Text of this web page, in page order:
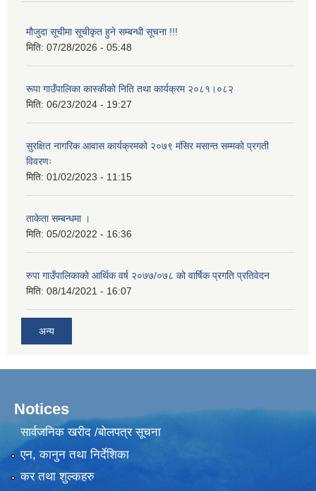
मौजुदा सूचीमा सूचीकृत हुने सम्बन्धी सूचना !!!
मिति: 07/28/2026 - 05:48
रूपा गाउँपालिका कास्कीको निति तथा कार्यक्रम २०८१।०८२
मिति: 06/23/2024 - 19:27
सुरक्षित नागरिक आवास कार्यक्रमको २०७९ मंसिर मसान्त सम्मको प्रगती
विवरणः
मिति: 01/02/2023 - 11:15
ताकेता सम्बन्धमा ।
मिति: 05/02/2022 - 16:36
रुपा गाउँपालिकाको आर्थिक वर्ष २०७७/०७८ को वार्षिक प्रगति प्रतिवेदन
मिति: 08/14/2021 - 16:07
अन्य
Notices
सार्वजनिक खरीद /बोलपत्र सूचना
एन, कानुन तथा निर्देशिका
कर तथा शुल्कहरु